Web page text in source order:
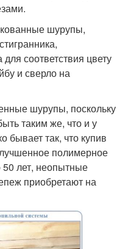
шурупы,
соответствия цвету
и сверло на
шурупы, поскольку
таким же, что и у
бывает так, что купив
полимерное
50 лет, неопытные
приобретают на